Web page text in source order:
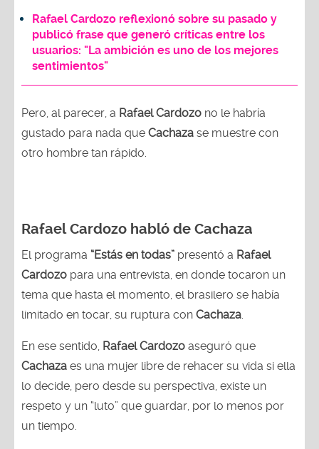
Rafael Cardozo reflexionó sobre su pasado y
publicó frase que generó críticas entre los
usuarios: "La ambición es uno de los mejores
sentimientos"
Pero, al parecer, a Rafael Cardozo no le habría
gustado para nada que Cachaza se muestre con
otro hombre tan rápido.
Rafael Cardozo habló de Cachaza
El programa “Estás en todas” presentó a Rafael
Cardozo para una entrevista, en donde tocaron un
tema que hasta el momento, el brasilero se había
limitado en tocar, su ruptura con Cachaza
En ese sentido, Rafael Cardozo aseguró que
Cachaza es una mujer libre de rehacer su vida si ella
lo decide, pero desde su perspectiva, existe un
respeto y un “luto” que guardar, por lo menos por
un tiempo.